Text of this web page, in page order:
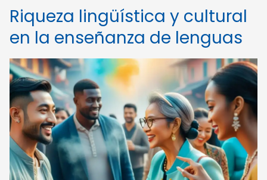
Riqueza lingüística y cultural
en la enseñanza de lenguas